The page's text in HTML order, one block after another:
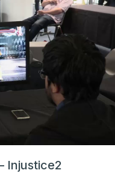
Injustice2